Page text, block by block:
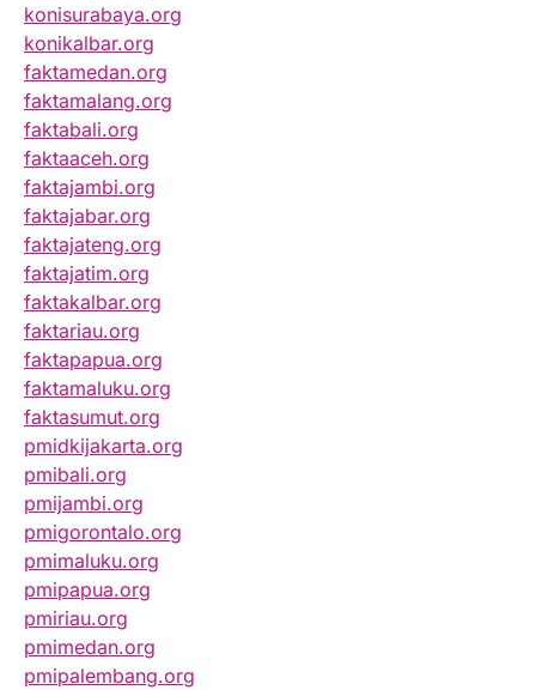
konisurabaya.org
konikalbar.org
faktamedan.org
faktamalang.org
faktabali.org
faktaaceh.org
faktajambi.org
faktajabar.org
faktajateng.org
faktajatim.org
faktakalbar.org
faktariau.org
faktapapua.org
faktamaluku.org
faktasumut.org
pmidkijakarta.org
pmibali.org
pmijambi.org
pmigorontalo.org
pmimaluku.org
pmipapua.org
pmiriau.org
pmimedan.org
pmipalembang.org